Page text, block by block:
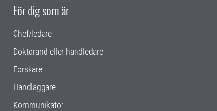
För dig som är
Chef/ledare
Doktorand eller handledare
Forskare
Handläggare
Kommunikatör